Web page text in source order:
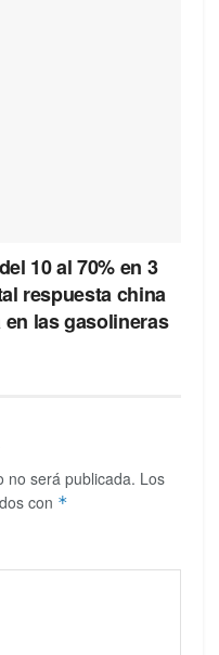
10 al 70% en 3
respuesta china
las gasolineras
no será publicada. Los
con *